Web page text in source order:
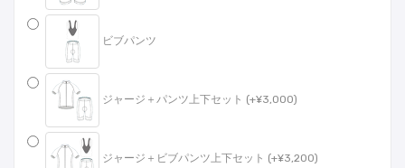
ビブパンツ
ジャージ＋パンツ上下セット (+¥3,000)
ジャージ＋ビブパンツ上下セット (+¥3,200)